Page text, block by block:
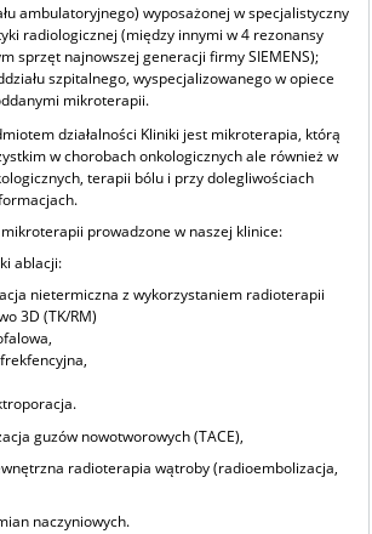
ambulatoryjnego) wyposażonej w specjalistyczny
radiologicznej (między innymi w 4 rezonansy
sprzęt najnowszej generacji firmy SIEMENS);
szpitalnego, wyspecjalizowanego w opiece
mikroterapii.
działalności Kliniki jest mikroterapia, którą
w chorobach onkologicznych ale również w
terapii bólu i przy dolegliwościach
prowadzone w naszej klinice:
ablacji:
nietermiczna z wykorzystaniem radioterapii
3D (TK/RM)
guzów nowotworowych (TACE),
radioterapia wątroby (radioembolizacja,
naczyniowych.